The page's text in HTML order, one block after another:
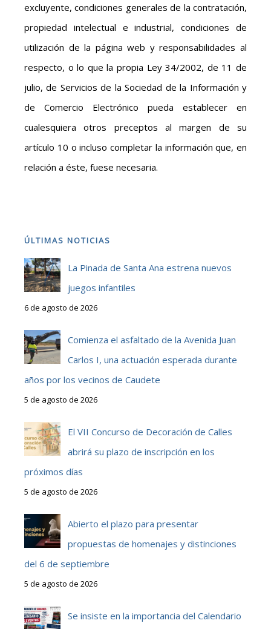
excluyente, condiciones generales de la contratación,
propiedad intelectual e industrial, condiciones de
utilización de la página web y responsabilidades al
respecto, o lo que la propia Ley 34/2002, de 11 de
julio, de Servicios de la Sociedad de la Información y
de Comercio Electrónico pueda establecer en
cualesquiera otros preceptos al margen de su
artículo 10 o incluso completar la información que, en
relación a éste, fuese necesaria.
ÚLTIMAS NOTICIAS
La Pinada de Santa Ana estrena nuevos
juegos infantiles
6 de agosto de 2026
Comienza el asfaltado de la Avenida Juan
Carlos I, una actuación esperada durante
años por los vecinos de Caudete
5 de agosto de 2026
El VII Concurso de Decoración de Calles
abrirá su plazo de inscripción en los
próximos días
5 de agosto de 2026
Abierto el plazo para presentar
propuestas de homenajes y distinciones
del 6 de septiembre
5 de agosto de 2026
Se insiste en la importancia del Calendario